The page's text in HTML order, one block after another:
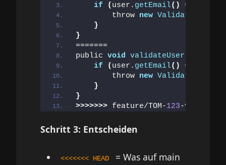
if
( user. getEmail() ==
        throw
new
}
}
=======
public void validateUser
if
( user. getEmail() ==
        throw
new
}
}
>>>>>>> feature/TOM-123-
Schritt 3: Entscheiden
<<<<<<< HEAD = Was auf main